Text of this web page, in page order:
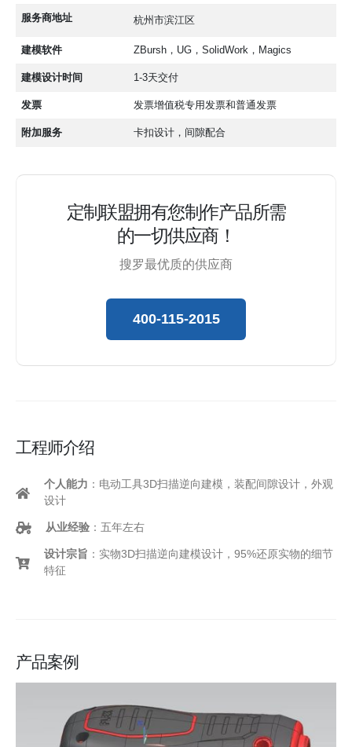
服务商地址 杭州市滨江区
建模软件 ZBursh，UG，SolidWork，Magics
建模设计时间 1-3天交付
发票 发票增值税专用发票和普通发票
附加服务 卡扣设计，间隙配合
定制联盟拥有您制作产品所需
的一切供应商！
搜罗最优质的供应商
400-115-2015
工程师介绍
个人能力 ：电动工具3D扫描逆向建模，装配间隙设计，外观
设计
从业经验 ：五年左右
设计宗旨 ：实物3D扫描逆向建模设计，95%还原实物的细节
特征
产品案例